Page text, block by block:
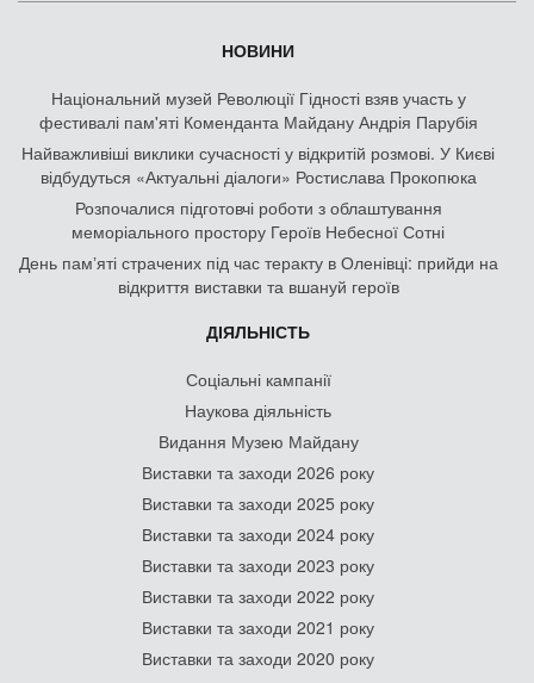
НОВИНИ
Національний музей Революції Гідності взяв участь у
фестивалі пам'яті Коменданта Майдану Андрія Парубія
Найважливіші виклики сучасності у відкритій розмові. У Києві
відбудуться «Актуальні діалоги» Ростислава Прокопюка
Розпочалися підготовчі роботи з облаштування
меморіального простору Героїв Небесної Сотні
День памʼяті страчених під час теракту в Оленівці: прийди на
відкриття виставки та вшануй героїв
ДІЯЛЬНІСТЬ
Соціальні кампанії
Наукова діяльність
Видання Музею Майдану
Виставки та заходи 2026 року
Виставки та заходи 2025 року
Виставки та заходи 2024 року
Виставки та заходи 2023 року
Виставки та заходи 2022 року
Виставки та заходи 2021 року
Виставки та заходи 2020 року